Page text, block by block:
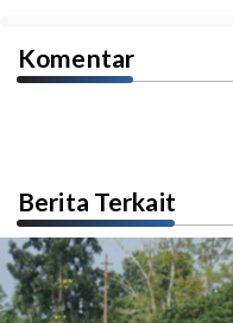
Komentar
Berita Terkait